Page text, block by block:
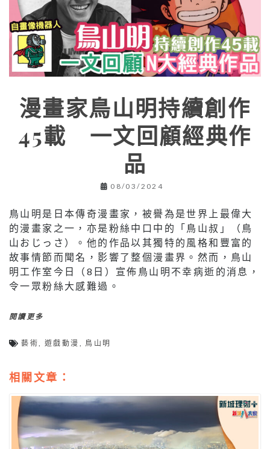
漫畫家鳥山明持續創作
45載 一文回顧經典作
品
08/03/2024
鳥山明是日本傳奇漫畫家，被譽為是世界上最偉大
的漫畫家之一，亦是粉絲中口中的「鳥山叔」（鳥
山おじっさ）。他的作品以其獨特的風格和豐富的
故事情節而聞名，影響了整個漫畫界。然而，鳥山
明工作室今日（8日）宣佈鳥山明不幸病逝的消息，
令一眾粉絲大感難過。
閱讀更多
藝術 ,遊戲動漫 鳥山明
相關文章：